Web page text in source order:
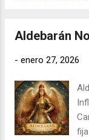
Aldebarán
- enero 27, 2026